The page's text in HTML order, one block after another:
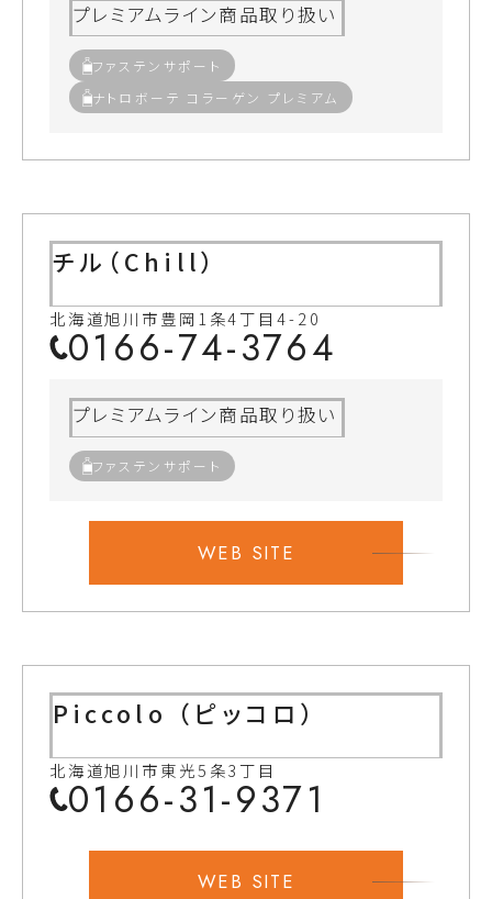
プレミアムライン商品取り扱い
ファステンサポート
ナトロボーテ コラーゲン プレミアム
チル（Chill）
北海道旭川市豊岡1条4丁目4-20
0166-74-3764
プレミアムライン商品取り扱い
ファステンサポート
WEB SITE
Piccolo （ピッコロ）
北海道旭川市東光5条3丁目
0166-31-9371
WEB SITE